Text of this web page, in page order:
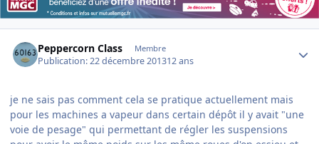
Peppercorn Class Membre
Publication:22 décembre 201312 ans
je ne sais pas comment cela se pratique actuellement mais
pour les machines a vapeur dans certain dépôt il y avait "une
voie de pesage" qui permettant de régler les suspensions